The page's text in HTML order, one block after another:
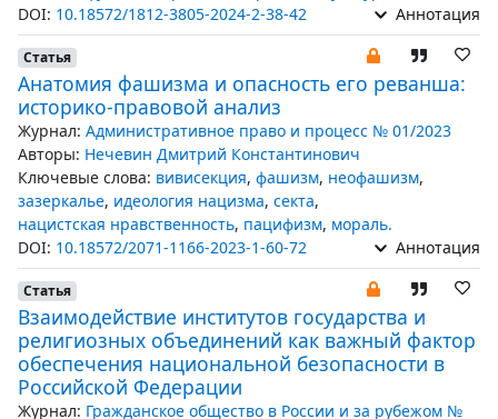
DOI: 10.18572/1812-3805-2024-2-38-42 Аннотация
Статья
Анатомия фашизма и опасность его реванша:
историко-правовой анализ
Журнал: Административное право и процесс № 01/2023
Авторы: Нечевин Дмитрий Константинович
Ключевые слова: вивисекция, фашизм, неофашизм,
зазеркалье, идеология нацизма, секта,
нацистская нравственность, пацифизм, мораль.
DOI: 10.18572/2071-1166-2023-1-60-72 Аннотация
Статья
Взаимодействие институтов государства и
религиозных объединений как важный фактор
обеспечения национальной безопасности в
Российской Федерации
Журнал: Гражданское общество в России и за рубежом №